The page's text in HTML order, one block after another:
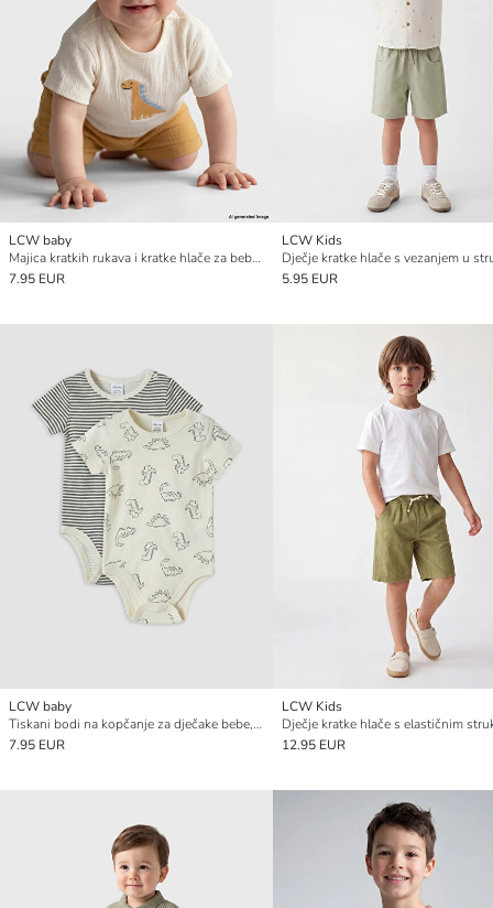
LCW baby
Majica kratkih rukava i kratke hlače za bebe dječake
7.95 EUR
LCW Kids
Dječje kratke hlače s vezanjem u
5.95 EUR
LCW baby
Tiskani bodi na kopčanje za dječake bebe, 2 komada
7.95 EUR
LCW Kids
Dječje kratke hlače s elastičnim
12.95 EUR